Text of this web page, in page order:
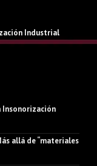
Industrial
Insonorización
allá de “materiales